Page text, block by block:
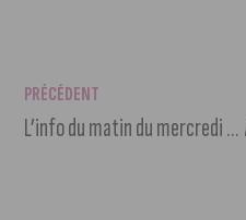
PRÉCÉDENT
L’info du matin du mercredi 7 juin 2023